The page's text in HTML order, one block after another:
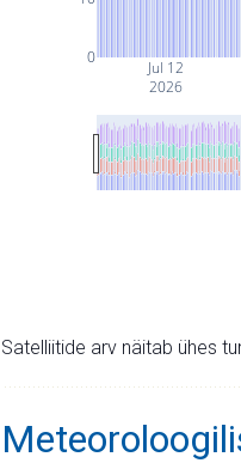
Jul 12
2026
0
Satelliitide arv näitab ühes